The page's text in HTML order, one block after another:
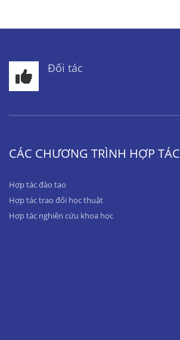
Đối tác
CÁC CHƯƠNG TRÌNH HỢP TÁC
Hợp tác đào tạo
Hợp tác trao đổi học thuật
Hợp tác nghiên cứu khoa học